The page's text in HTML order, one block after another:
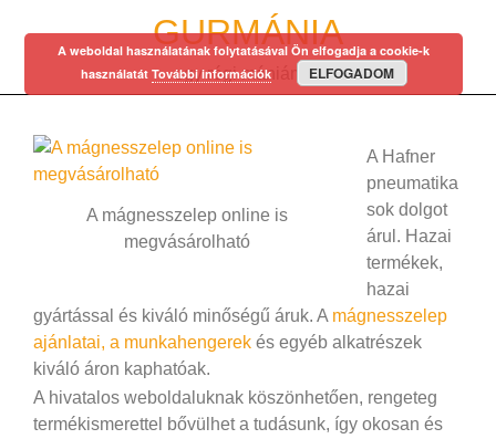
GURMÁNIA
egy régi mániám…
A mágnesszelep online is
megvásárolható
A Hafner
pneumatika
sok dolgot
árul. Hazai
termékek,
hazai
gyártással és kiváló minőségű áruk. A mágnesszelep
ajánlatai, a munkahengerek és egyéb alkatrészek
kiváló áron kaphatóak.
A hivatalos weboldaluknak köszönhetően, rengeteg
termékismerettel bővülhet a tudásunk, így okosan és
A weboldal használatának folytatásával Ön elfogadja a cookie-k
használatát További információk ELFOGADOM